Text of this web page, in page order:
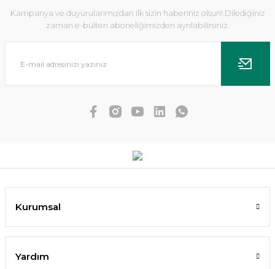
Kampanya ve duyurularımızdan ilk sizin haberiniz olsun! Dilediğiniz
zaman e-bülten aboneliğimizden ayrılabilirsiniz.
Kurumsal
Yardım